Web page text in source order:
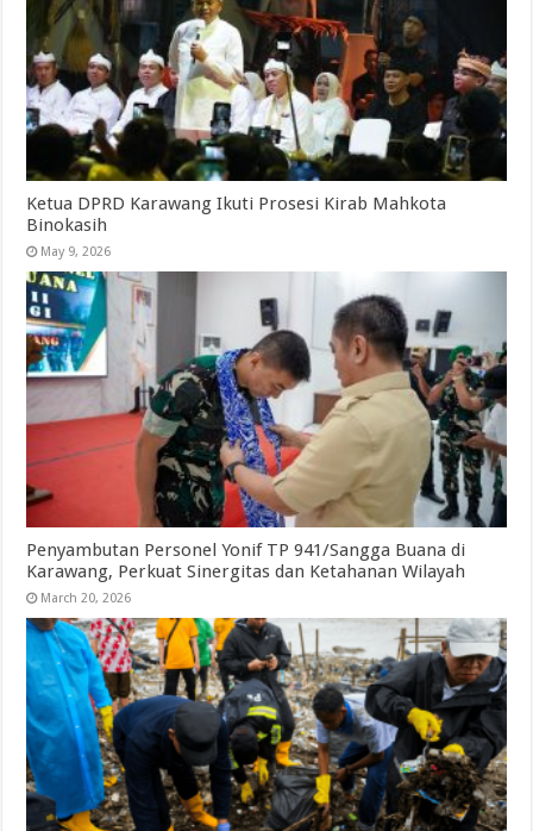
Ketua DPRD Karawang Ikuti Prosesi Kirab Mahkota
Binokasih
May 9, 2026
Penyambutan Personel Yonif TP 941/Sangga Buana di
Karawang, Perkuat Sinergitas dan Ketahanan Wilayah
March 20, 2026